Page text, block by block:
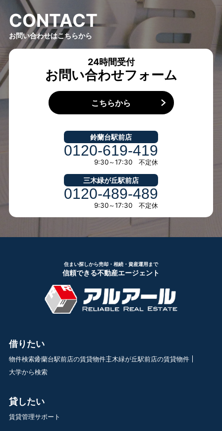
CONTACT
お問い合わせはこちらから
24時間受付
お問い合わせフォーム
こちらから
鈴蘭台駅前店
0120-619-419
9:30～17:30 不定休
三木緑が丘駅前店
0120-489-489
9:30～17:30 不定休
住まい探しから売却・相続・資産運用まで
信頼できる不動産エージェント
借りたい
物件検索鈴蘭台駅前店の賃貸物件三木緑が丘駅前店の賃貸物件
大学から検索
貸したい
賃貸管理サポート